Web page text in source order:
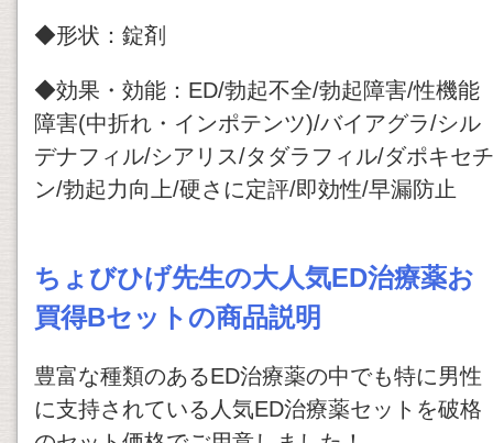
◆形状：錠剤
◆効果・効能：ED/勃起不全/勃起障害/性機能
障害(中折れ・インポテンツ)/バイアグラ/シル
デナフィル/シアリス/タダラフィル/ダポキセチ
ン/勃起力向上/硬さに定評/即効性/早漏防止
ちょびひげ先生の大人気ED治療薬お
買得Bセットの商品説明
豊富な種類のあるED治療薬の中でも特に男性
に支持されている人気ED治療薬セットを破格